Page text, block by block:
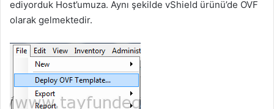
ediyorduk Host’umuza. Aynı şekilde vShield ürünü’de OVF
olarak gelmektedir.